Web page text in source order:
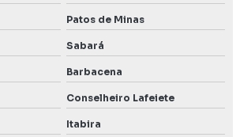
Contagem MG
empresas
industrial
Patos de Minas
Sabará
Barbacena
Conselheiro Lafeiete
Itabira